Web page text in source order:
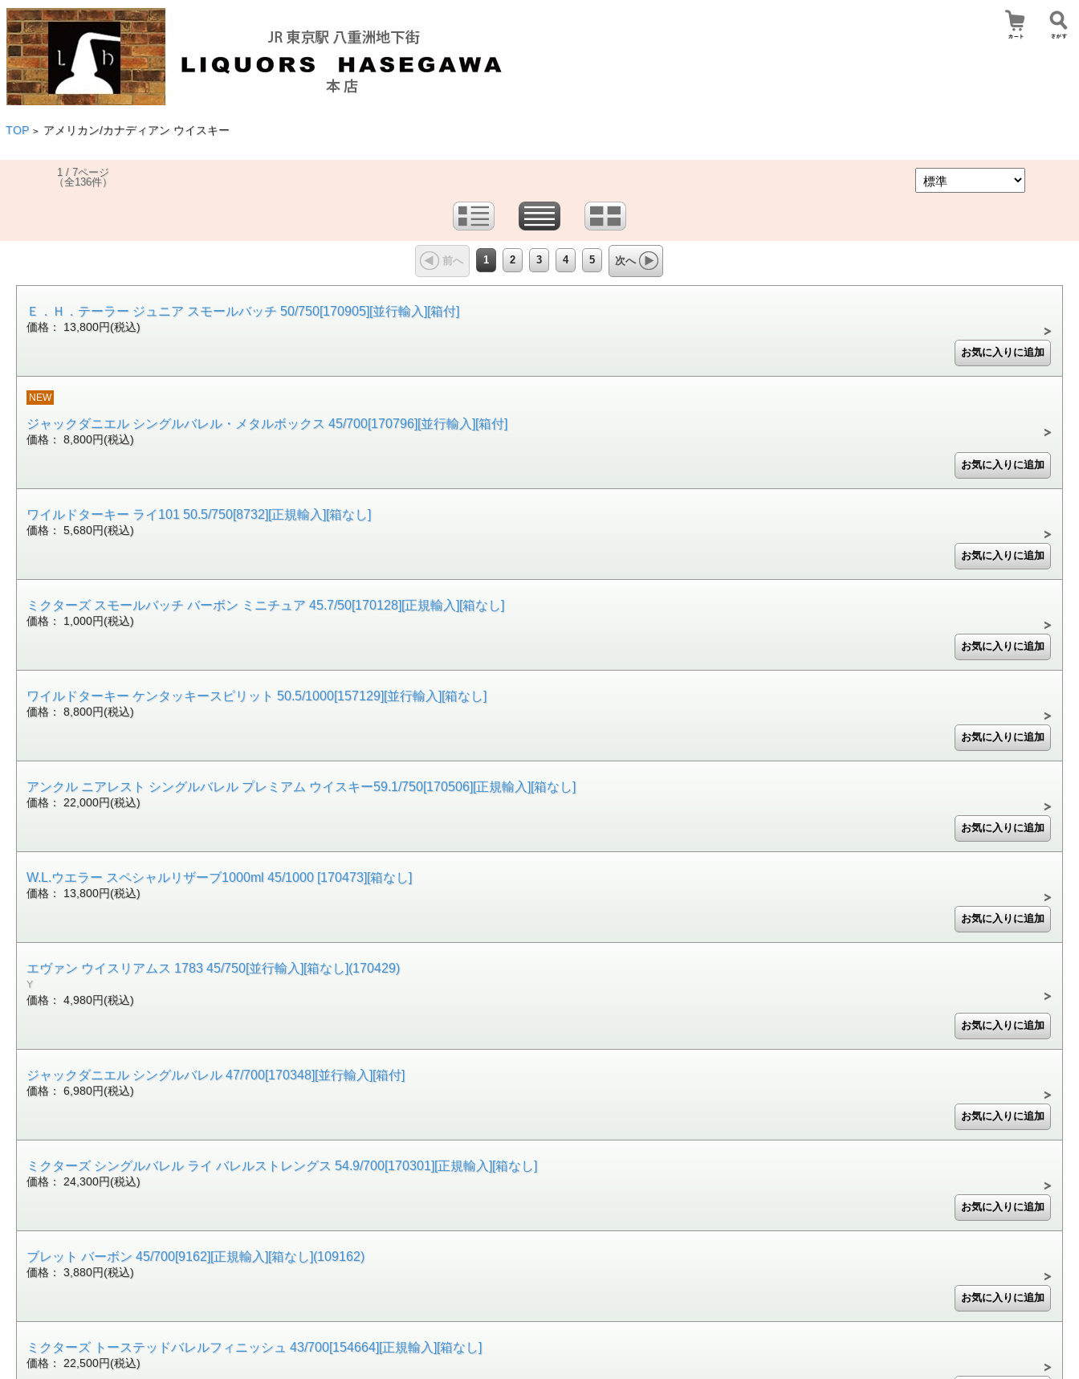
TOP > アメリカン/カナディアン ウイスキー
1 / 7ページ
（全136件）
前へ 1 2 3 4 5 次へ
Ｅ．Ｈ．テーラー ジュニア スモールバッチ 50/750[170905][並行輸入][箱付]
価格： 13,800円(税込)
NEW
ジャックダニエル シングルバレル・メタルボックス 45/700[170796][並行輸入][箱付]
価格： 8,800円(税込)
ワイルドターキー ライ101 50.5/750[8732][正規輸入][箱なし]
価格： 5,680円(税込)
ミクターズ スモールバッチ バーボン ミニチュア 45.7/50[170128][正規輸入][箱なし]
価格： 1,000円(税込)
ワイルドターキー ケンタッキースピリット 50.5/1000[157129][並行輸入][箱なし]
価格： 8,800円(税込)
アンクル ニアレスト シングルバレル プレミアム ウイスキー59.1/750[170506][正規輸入][箱なし]
価格： 22,000円(税込)
W.L.ウエラー スペシャルリザーブ1000ml 45/1000 [170473][箱なし]
価格： 13,800円(税込)
エヴァン ウイスリアムス 1783 45/750[並行輸入][箱なし](170429)
Y
価格： 4,980円(税込)
ジャックダニエル シングルバレル 47/700[170348][並行輸入][箱付]
価格： 6,980円(税込)
ミクターズ シングルバレル ライ バレルストレングス 54.9/700[170301][正規輸入][箱なし]
価格： 24,300円(税込)
ブレット バーボン 45/700[9162][正規輸入][箱なし](109162)
価格： 3,880円(税込)
ミクターズ トーステッドバレルフィニッシュ 43/700[154664][正規輸入][箱なし]
価格： 22,500円(税込)